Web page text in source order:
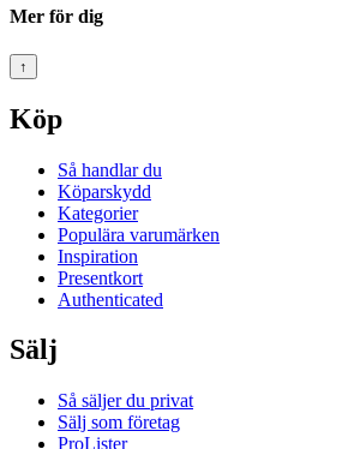
Mer för dig
↑
Köp
Så handlar du
Köparskydd
Kategorier
Populära varumärken
Inspiration
Presentkort
Authenticated
Sälj
Så säljer du privat
Sälj som företag
ProLister